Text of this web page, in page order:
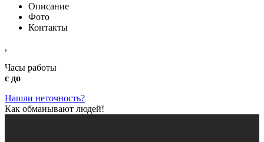
Описание
Фото
Контакты
,
Часы работы
с до
Нашли неточность?
Как обманывают людей!